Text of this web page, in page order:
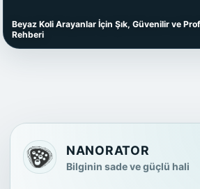
Beyaz Koli Arayanlar İçin Şık, Güvenilir ve
Rehberi
NANORATOR
Bilginin sade ve güçlü hali